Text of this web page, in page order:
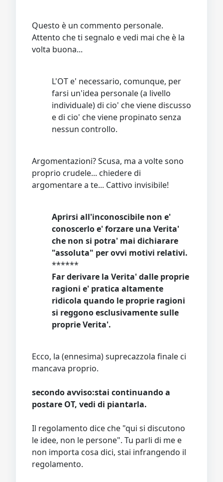
Questo è un commento personale.
Attento che ti segnalo e vedi mai che è la
volta buona...
L'OT e' necessario, comunque, per
farsi un'idea personale (a livello
individuale) di cio' che viene discusso
e di cio' che viene propinato senza
nessun controllo.
Argomentazioni? Scusa, ma a volte sono
proprio crudele... chiedere di
argomentare a te... Cattivo invisibile!
Aprirsi all'inconoscibile non e'
conoscerlo e' forzare una Verita'
che non si potra' mai dichiarare
"assoluta" per ovvi motivi relativi.
******
Far derivare la Verita' dalle proprie
ragioni e' pratica altamente
ridicola quando le proprie ragioni
si reggono esclusivamente sulle
proprie Verita'.
Ecco, la (ennesima) suprecazzola finale ci
mancava proprio.
secondo avviso:stai continuando a
postare OT, vedi di piantarla.
Il regolamento dice che "qui si discutono
le idee, non le persone". Tu parli di me e
non importa cosa dici, stai infrangendo il
regolamento.